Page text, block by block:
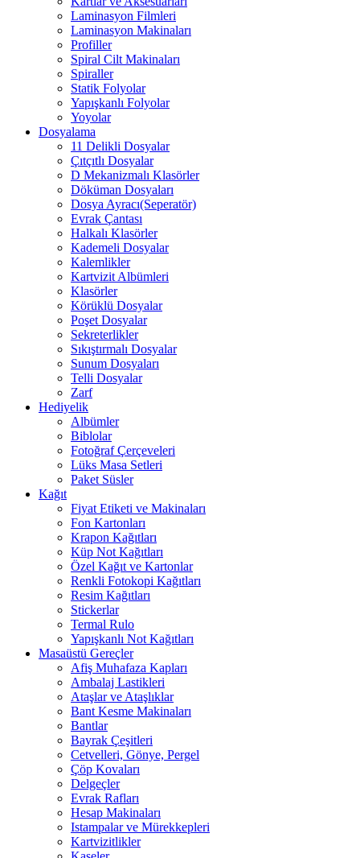
Laminasyon Filmleri
Laminasyon Makinaları
Profiller
Spiral Cilt Makinaları
Spiraller
Statik Folyolar
Yapışkanlı Folyolar
Yoyolar
Dosyalama
11 Delikli Dosyalar
Çıtçıtlı Dosyalar
D Mekanizmalı Klasörler
Döküman Dosyaları
Dosya Ayracı(Seperatör)
Evrak Çantası
Halkalı Klasörler
Kademeli Dosyalar
Kalemlikler
Kartvizit Albümleri
Klasörler
Körüklü Dosyalar
Poşet Dosyalar
Sekreterlikler
Sıkıştırmalı Dosyalar
Sunum Dosyaları
Telli Dosyalar
Zarf
Hediyelik
Albümler
Biblolar
Fotoğraf Çerçeveleri
Lüks Masa Setleri
Paket Süsler
Kağıt
Fiyat Etiketi ve Makinaları
Fon Kartonları
Krapon Kağıtları
Küp Not Kağıtları
Özel Kağıt ve Kartonlar
Renkli Fotokopi Kağıtları
Resim Kağıtları
Stickerlar
Termal Rulo
Yapışkanlı Not Kağıtları
Masaüstü Gereçler
Afiş Muhafaza Kapları
Ambalaj Lastikleri
Ataşlar ve Ataşlıklar
Bant Kesme Makinaları
Bantlar
Bayrak Çeşitleri
Cetvelleri, Gönye, Pergel
Çöp Kovaları
Delgeçler
Evrak Rafları
Hesap Makinaları
Istampalar ve Mürekkepleri
Kartvizitlikler